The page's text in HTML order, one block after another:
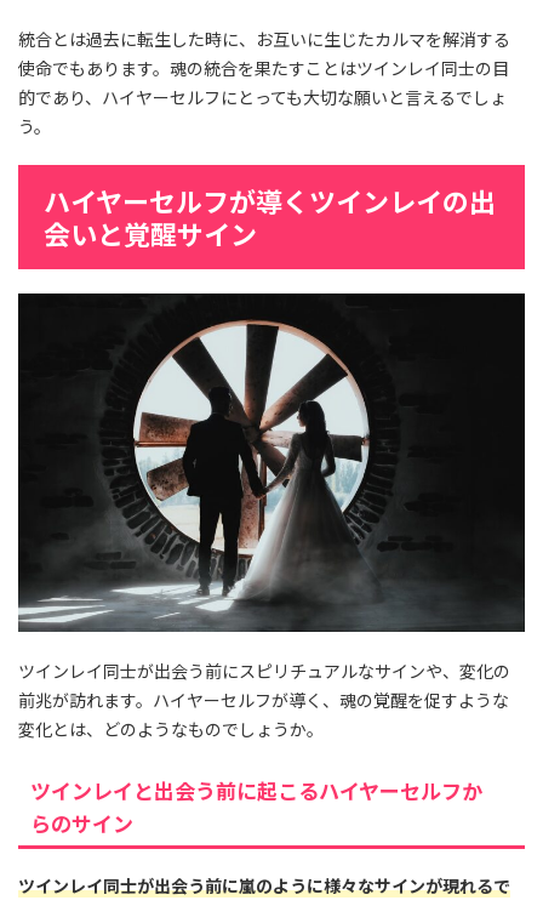
統合とは過去に転生した時に、お互いに生じたカルマを解消する
使命でもあります。魂の統合を果たすことはツインレイ同士の目
的であり、ハイヤーセルフにとっても大切な願いと言えるでしょ
う。
ハイヤーセルフが導くツインレイの出
会いと覚醒サイン
ツインレイ同士が出会う前にスピリチュアルなサインや、変化の
前兆が訪れます。ハイヤーセルフが導く、魂の覚醒を促すような
変化とは、どのようなものでしょうか。
ツインレイと出会う前に起こるハイヤーセルフか
らのサイン
ツインレイ同士が出会う前に嵐のように様々なサインが現れるで